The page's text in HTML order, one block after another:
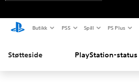
Butikk PS5 Spill PS Plus
Støtteside PlayStation-status